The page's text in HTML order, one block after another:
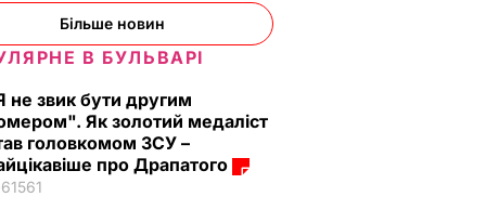
Більше новин
В БУЛЬВАРІ
не звик бути другим
Як золотий медаліст
головкомом ЗСУ –
про Драпатого
61561